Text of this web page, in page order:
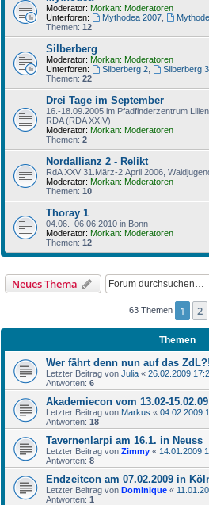
Moderator: Morkan: Moderatoren
Unterforen:
Mythodea 2007,
Themen: 12
Silberberg
Moderator: Morkan: Moderatoren
Unterforen:
Silberberg 2,
Silberberg 3
Themen: 22
Drei Tage im September
16.-18.09.2005 im Pfadfinderzentrum
RDA (RDA XXIV)
Moderator: Morkan: Moderatoren
Themen: 2
Nordallianz 2 - Relikt
RdA XXV 31.März-2.April 2006,
Moderator: Morkan: Moderatoren
Themen: 10
Thoray 1
04.06.–06.06.2010 in Bonn
Moderator: Morkan: Moderatoren
Themen: 12
Neues Thema
63 Themen 1 2
Themen
Wer fährt denn nun auf das ZdL?!
Letzter Beitrag von Julia « 26.02.2009
Antworten: 6
Akademiecon vom 13.02-15.02.09
Letzter Beitrag von Markus « 04.02.2009
Antworten: 18
Tavernenlarpi am 16.1. in Neuss
Letzter Beitrag von Zimmy « 14.01.2009
Antworten: 8
Endzeitcon am 07.02.2009 in
Letzter Beitrag von Dominique «
Antworten: 1